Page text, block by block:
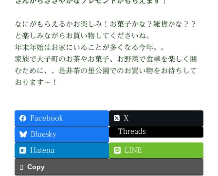
なにがもらえるかお楽しみ！お菓子かな？雑貨かな？？
と楽しみながらお買い物してくださいね。
年末年始はお家にいることが多くなる今年。。
家族で大子町のお茶やお菓子、お野菜で食卓を楽しく囲
むために、、是非茶の里公園でのお買い物をお待ちして
おります〜！
Facebook X
Bluesky Threads
Hatena LINE
Copy